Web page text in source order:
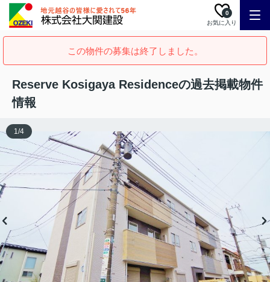
お気に入り
0
この物件の募集は終了しました。
Reserve Kosigaya Residenceの過去掲載物件
情報
1/4